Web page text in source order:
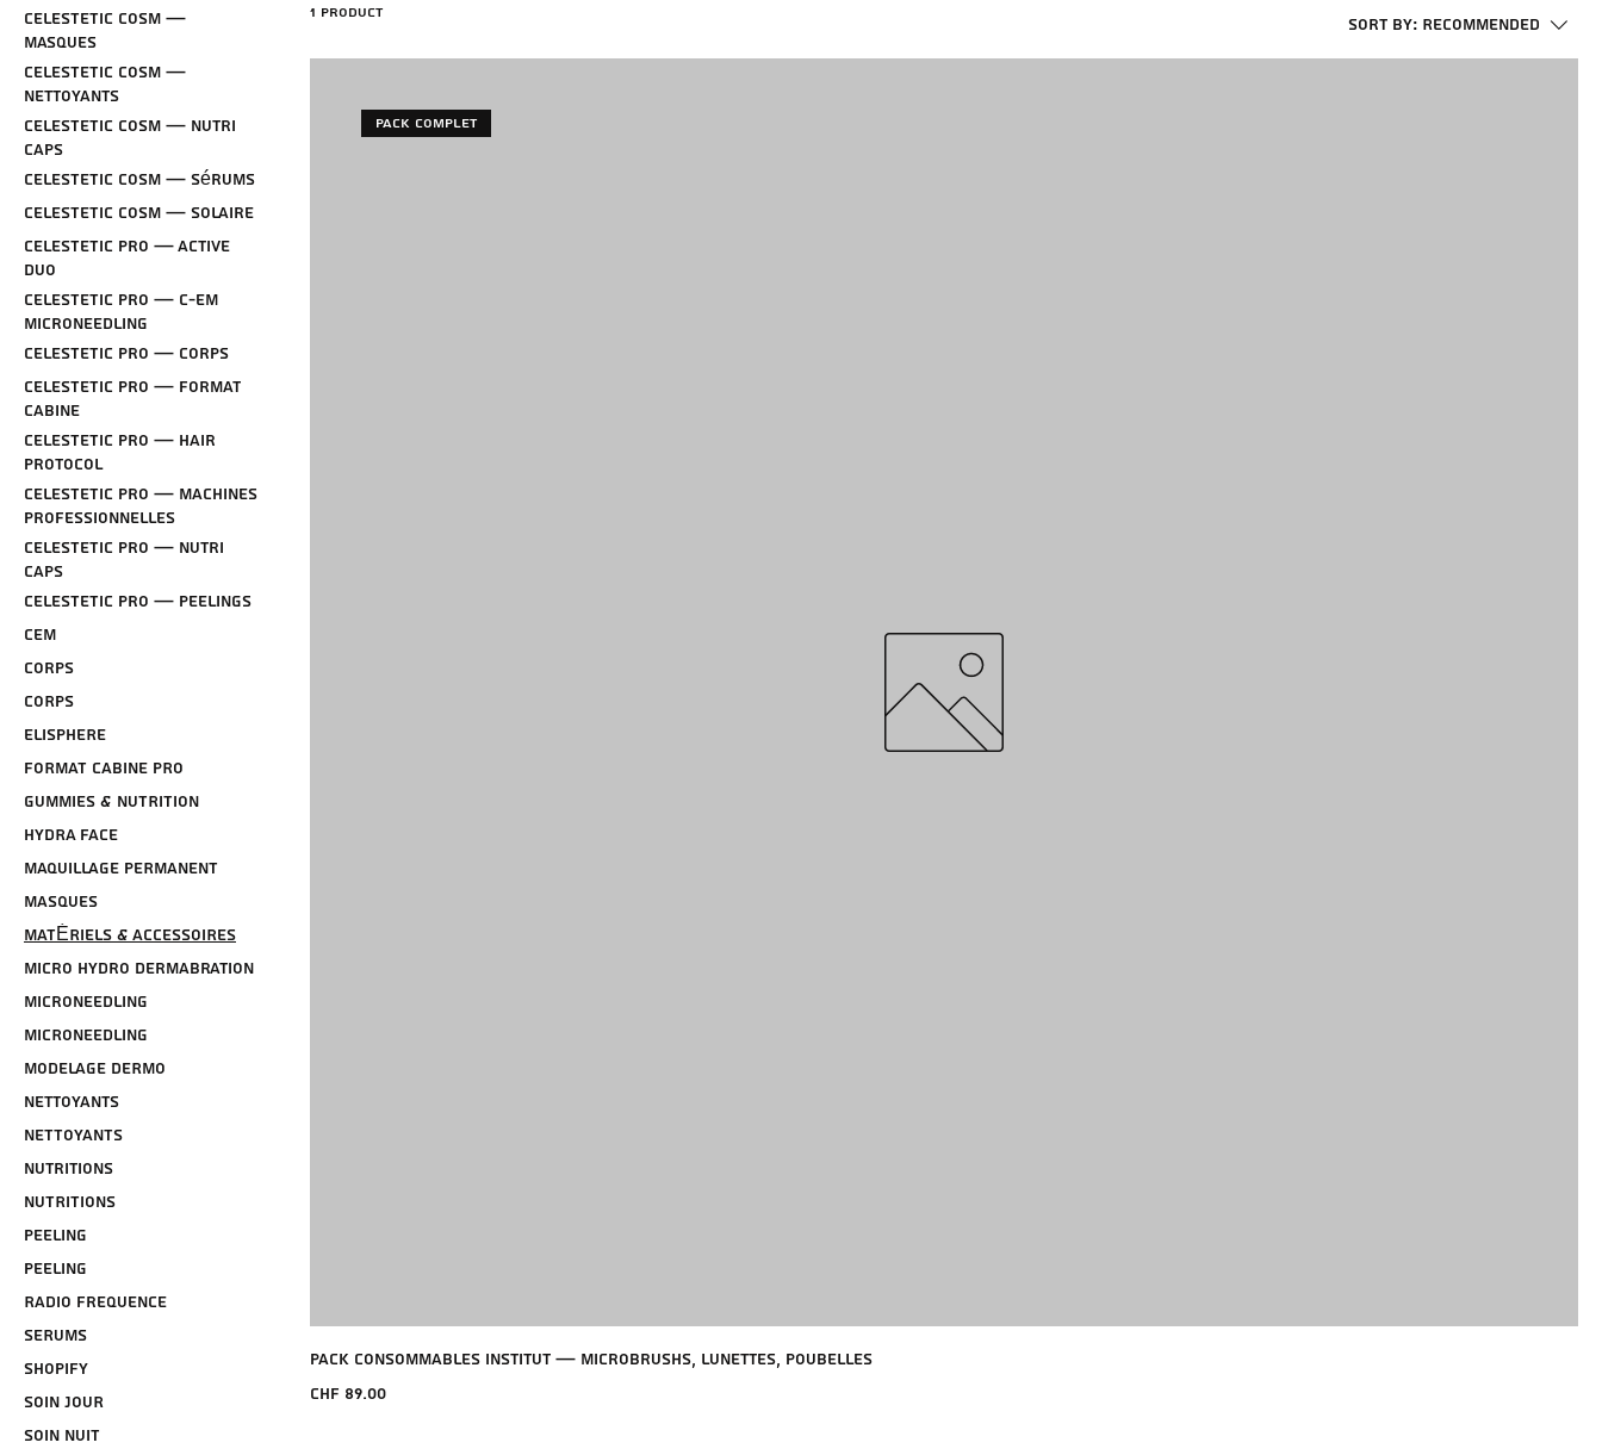
CELESTETIC Cosm —
Masques
CELESTETIC Cosm —
Nettoyants
CELESTETIC Cosm — Nutri
Caps
CELESTETIC Cosm — Sérums
CELESTETIC Cosm — Solaire
CELESTETIC Pro — Active
Duo
CELESTETIC Pro — C-EM
Microneedling
CELESTETIC Pro — Corps
CELESTETIC Pro — Format
Cabine
CELESTETIC Pro — Hair
Protocol
CELESTETIC Pro — Machines
professionnelles
CELESTETIC Pro — Nutri
Caps
CELESTETIC Pro — Peelings
CEM
Corps
CORPS
ELISPHERE
FORMAT CABINE PRO
GUMMIES & NUTRITION
HYDRA FACE
MAQUILLAGE PERMANENT
MASQUES
MATÉRIELS & ACCESSOIRES
Micro Hydro Dermabration
Microneedling
MICRONEEDLING
MODELAGE DERMO
Nettoyants
NETTOYANTS
Nutritions
NUTRITIONS
Peeling
PEELING
Radio Frequence
SERUMS
shopify
SOIN JOUR
SOIN NUIT
1 product
Sort by: Recommended
Pack Complet
Pack Consommables Institut — Microbrushs, Lunettes, Poubelles
Price
CHF 89.00